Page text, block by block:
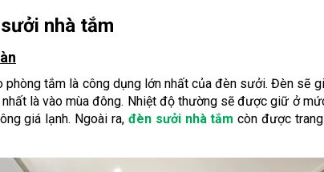
nhà tắm
tắm là công dụng lớn nhất của đèn sưởi. Đèn sẽ
là vào mùa đông. Nhiệt độ thường sẽ được giữ ở
giá lạnh. Ngoài ra, đèn sưởi nhà tắm còn được